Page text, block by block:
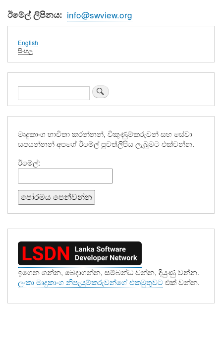
ඊමේල් ලිපිනය info@swview.org
English
සිංහල
සොයන්න
මෘදුකාංග භාවිතා කරන්නන්, විකුණුම්කරුවන් සහ සේවා
සපයන්නන් අපගේ ඊමේල් පුවත්ලිපිය ලැබුමට එක්වන්න.
ඊමේල්:
ඉගෙන ගන්න, බෙදාගන්න, සම්බන්ධ වන්න, දියුණු වන්න.
ලංකා මෘදුකාංග නිපැයුම්කරුවන්ගේ එකමුතුවටඑක් වන්න.